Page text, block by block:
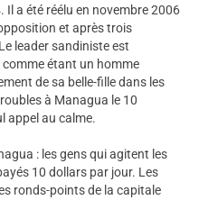
a été réélu en novembre 2006
et après trois
leader sandiniste est
étant un homme
de sa belle-fille dans les
à Managua le 10
appel au calme.
: les gens qui agitent les
10 dollars par jour. Les
ronds-points de la capitale